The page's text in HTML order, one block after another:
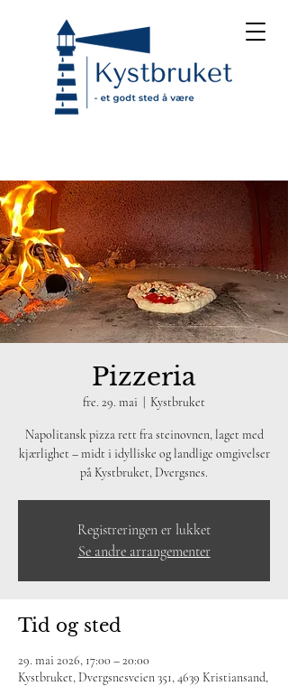
Pizzeria
fre. 29. mai Kystbruket
Napolitansk pizza rett fra steinovnen, laget med
kjærlighet – midt i idylliske og landlige omgivelser
på Kystbruket, Dvergsnes.
Registreringen er lukket
Se andre arrangementer
Tid og sted
29. mai 2026, 17:00 – 20:00
Kystbruket, Dvergsnesveien 351, 4639 Kristiansand,